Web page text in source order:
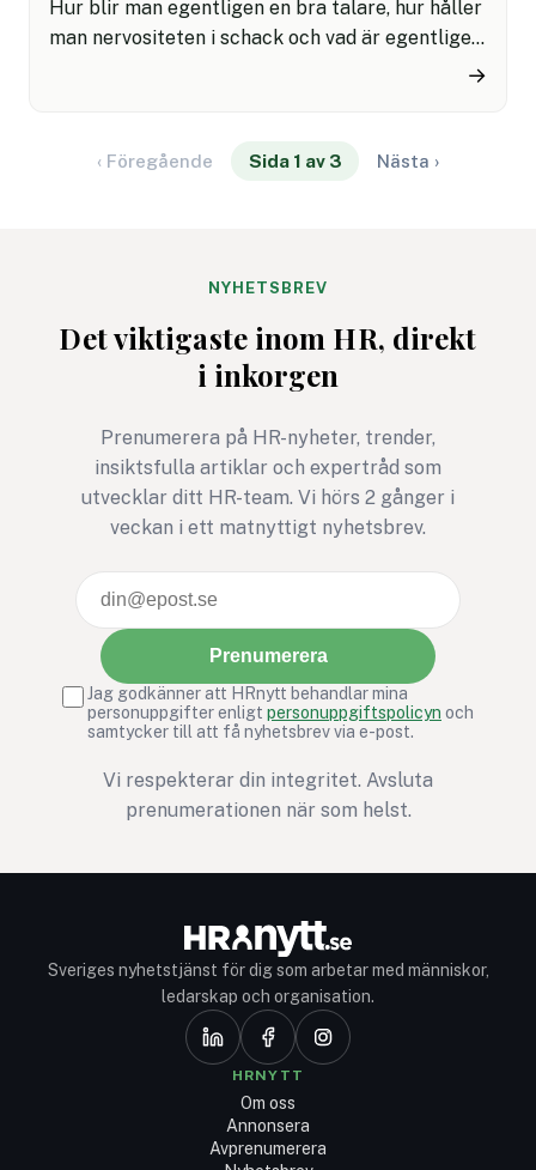
Hur blir man egentligen en bra talare, hur håller
man nervositeten i schack och vad är egentligen
den 22 februari – men som du nu kan ta del av i
→
‹ Föregående Sida 1 av 3 Nästa ›
NYHETSBREV
Det viktigaste inom HR, direkt
i inkorgen
Prenumerera på HR-nyheter, trender,
insiktsfulla artiklar och expertråd som
utvecklar ditt HR-team. Vi hörs 2 gånger i
veckan i ett matnyttigt nyhetsbrev.
Prenumerera
Jag godkänner att HRnytt behandlar mina
personuppgifter enligt personuppgiftspolicyn och
samtycker till att få nyhetsbrev via e-post.
Vi respekterar din integritet. Avsluta
prenumerationen när som helst.
Sveriges nyhetstjänst för dig som arbetar med människor,
ledarskap och organisation.
HRNYTT
Om oss
Annonsera
Avprenumerera